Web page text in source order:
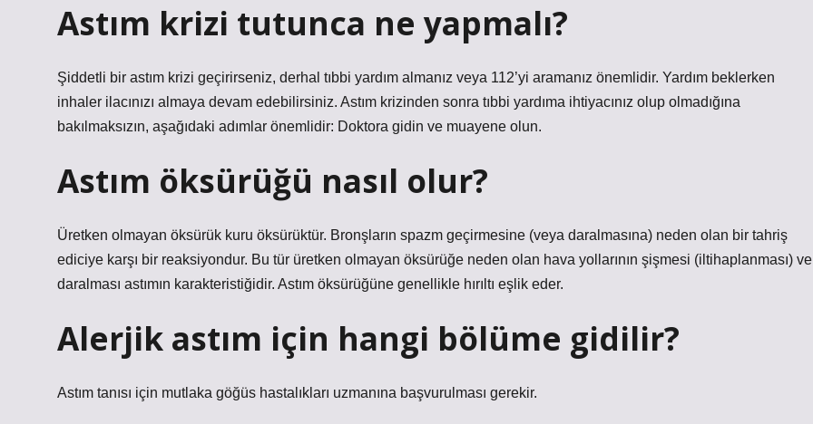
Astım krizi tutunca ne yapmalı?
Şiddetli bir astım krizi geçirirseniz, derhal tıbbi yardım almanız veya 112’yi aramanız önemlidir. Yardım beklerken
inhaler ilacınızı almaya devam edebilirsiniz. Astım krizinden sonra tıbbi yardıma ihtiyacınız olup olmadığına
bakılmaksızın, aşağıdaki adımlar önemlidir: Doktora gidin ve muayene olun.
Astım öksürüğü nasıl olur?
Üretken olmayan öksürük kuru öksürüktür. Bronşların spazm geçirmesine (veya daralmasına) neden olan bir tahriş
ediciye karşı bir reaksiyondur. Bu tür üretken olmayan öksürüğe neden olan hava yollarının şişmesi (iltihaplanması) ve
daralması astımın karakteristiğidir. Astım öksürüğüne genellikle hırıltı eşlik eder.
Alerjik astım için hangi bölüme gidilir?
Astım tanısı için mutlaka göğüs hastalıkları uzmanına başvurulması gerekir.